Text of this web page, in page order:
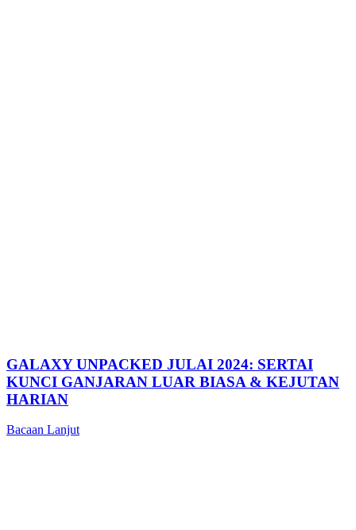
GALAXY UNPACKED JULAI 2024: SERTAI
KUNCI GANJARAN LUAR BIASA & KEJUTAN
HARIAN
Bacaan Lanjut